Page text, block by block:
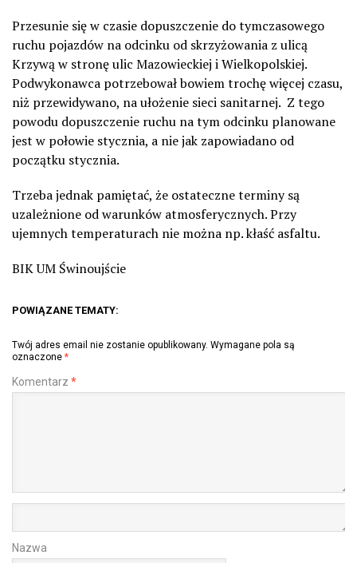
Przesunie się w czasie dopuszczenie do tymczasowego
ruchu pojazdów na odcinku od skrzyżowania z ulicą
Krzywą w stronę ulic Mazowieckiej i Wielkopolskiej.
Podwykonawca potrzebował bowiem trochę więcej czasu,
niż przewidywano, na ułożenie sieci sanitarnej. Z tego
powodu dopuszczenie ruchu na tym odcinku planowane
jest w połowie stycznia, a nie jak zapowiadano od
początku stycznia.
Trzeba jednak pamiętać, że ostateczne terminy są
uzależnione od warunków atmosferycznych. Przy
ujemnych temperaturach nie można np. kłaść asfaltu.
BIK UM Świnoujście
POWIĄZANE TEMATY:
Twój adres email nie zostanie opublikowany. Wymagane pola są
oznaczone *
Komentarz *
Nazwa